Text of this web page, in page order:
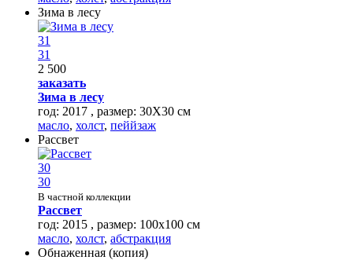
Зима в лесу
31
31
2 500
заказать
Зима в лесу
год: 2017 , размер: 30Х30 см
масло, холст, пеййзаж
Рассвет
30
30
В частной коллекции
Рассвет
год: 2015 , размер: 100x100 см
масло, холст, абстракция
Обнаженная (копия)